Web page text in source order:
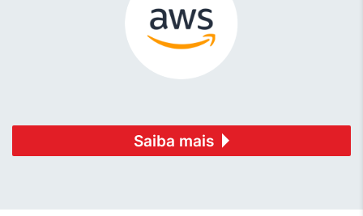
Saiba mais